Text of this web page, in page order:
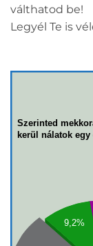
válthatod be!
Legyél Te is
Szerinted
kerül nálatok
9,2%